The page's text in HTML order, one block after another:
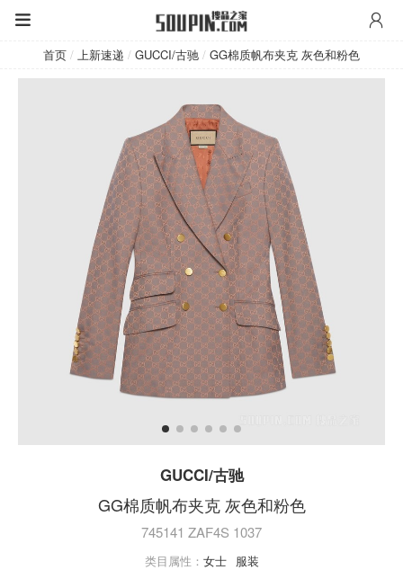
首页 / 上新速递 / GUCCI/古驰 / GG棉质帆布夹克 灰色和粉色
GUCCI/古驰
GG棉质帆布夹克 灰色和粉色
745141 ZAF4S 1037
类目属性： 女士
服装
GUCCI/古驰